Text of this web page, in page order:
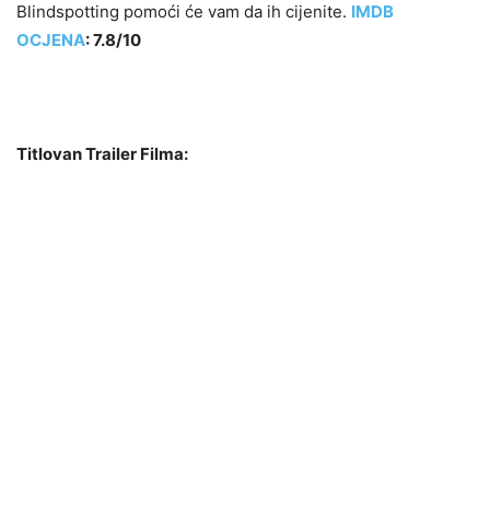
Blindspotting pomoći će vam da ih cijenite. IMDB
OCJENA:7.8/10
Titlovan Trailer Filma: